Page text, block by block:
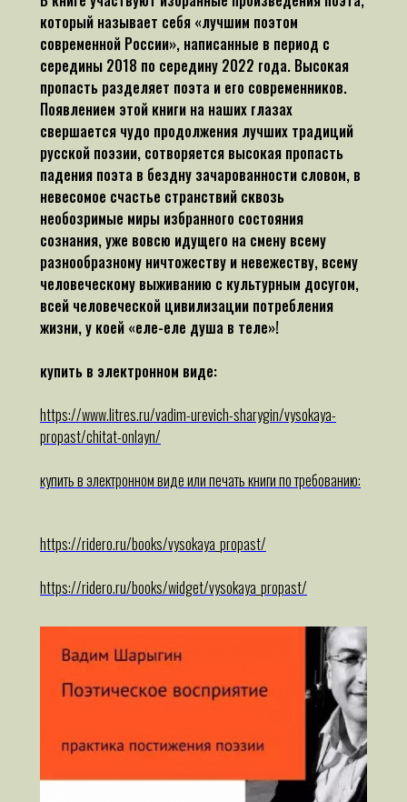
который называет себя «лучшим поэтом
современной России», написанные в период с
середины 2018 по середину 2022 года. Высокая
пропасть разделяет поэта и его современников.
Появлением этой книги на наших глазах
свершается чудо продолжения лучших традиций
русской поэзии, сотворяется высокая пропасть
падения поэта в бездну зачарованности словом, в
невесомое счастье странствий сквозь
необозримые миры избранного состояния
сознания, уже вовсю идущего на смену всему
разнообразному ничтожеству и невежеству, всему
человеческому выживанию с культурным досугом,
всей человеческой цивилизации потребления
жизни, у коей «еле-еле душа в теле»!
купить в электронном виде:
https://www.litres.ru/vadim-urevich-sharygin/vysokaya-
propast/chitat-onlayn/
купить в электронном виде или печать книги по требованию:
https://ridero.ru/books/vysokaya_propast/
https://ridero.ru/books/widget/vysokaya_propast/